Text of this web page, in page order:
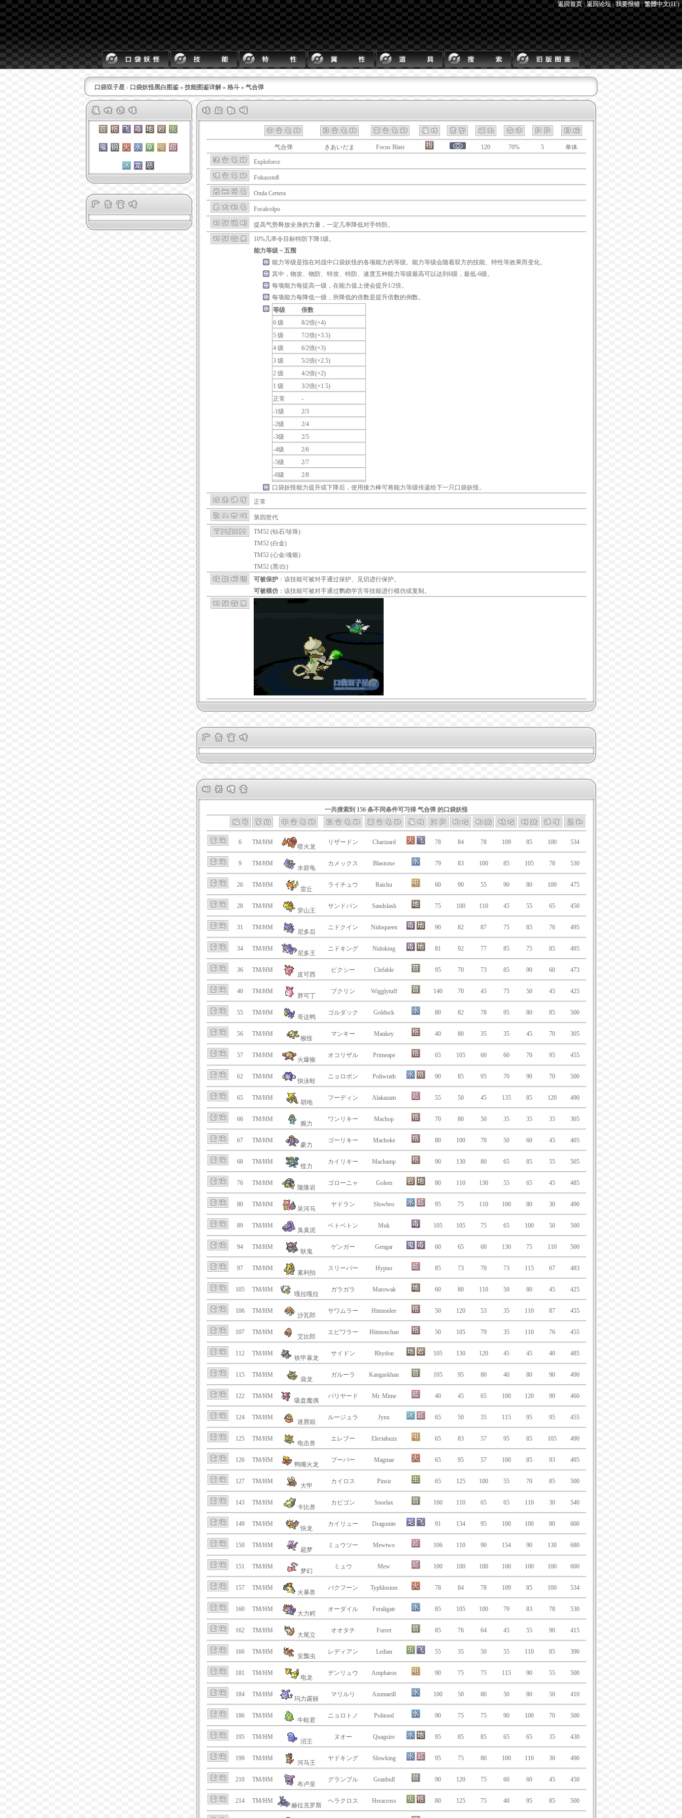
返回首页|返回论坛|我要报错|繁體中文(IE)
口袋双子星 - 口袋妖怪黑白图鉴 » 技能图鉴详解 » 格斗 » 气合弹
气合弹 きあいだま Focus Blast 120 70% 5 单体
Exploforce
Fokusstoß
Onda Certera
Focalcolpo
提高气势释放全身的力量，一定几率降低对手特防。
10%几率令目标特防下降1级。
能力等级－五围
能力等级是指在对战中口袋妖怪的各项能力的等级。能力等级会随着双方的技能、特性等效果而变化。
其中，物攻、物防、特攻、特防、速度五种能力等级最高可以达到6级，最低-6级。
每项能力每提高一级，在能力值上便会提升1/2倍。
每项能力每降低一级，所降低的倍数是提升倍数的倒数。
等级
倍数
6 级
8/2倍(×4)
5 级
7/2倍(×3.5)
4 级
6/2倍(×3)
3 级
5/2倍(×2.5)
2 级
4/2倍(×2)
1 级
3/2倍(×1.5)
正常
-
-1级
2/3
-2级
2/4
-3级
2/5
-4级
2/6
-5级
2/7
-6级
2/8
口袋妖怪能力提升或下降后，使用接力棒可将能力等级传递给下一只口袋妖怪。
正常
第四世代
TM52 (钻石/珍珠)
TM52 (白金)
TM52 (心金/魂银)
TM52 (黑/白)
可被保护 ：该技能可被对手通过保护、 见切进行保护。
可被模仿 ：该技能可被对手通过鹦鹉学舌等技能进行模仿或复制。
一共搜索到 156 条不同条件可习得 气合弹 的口袋妖怪
6 TM/HM
喷火龙
リザードン Charizard 78 84 78 109 85 100 534
9 TM/HM
水箭龟
カメックス Blastoise 79 83 100 85 105 78 530
26 TM/HM
雷丘
ライチュウ Raichu 60 90 55 90 80 100 475
28 TM/HM
穿山王
サンドパン Sandslash 75 100 110 45 55 65 450
31 TM/HM
尼多后
ニドクイン Nidoqueen 90 82 87 75 85 76 495
34 TM/HM
尼多王
ニドキング Nidoking 81 92 77 85 75 85 495
36 TM/HM
皮可西
ピクシー Clefable 95 70 73 85 90 60 473
40 TM/HM
胖可丁
プクリン Wigglytuff 140 70 45 75 50 45 425
55 TM/HM
哥达鸭
ゴルダック Golduck 80 82 78 95 80 85 500
56 TM/HM
猴怪
マンキー Mankey 40 80 35 35 45 70 305
57 TM/HM
火爆猴
オコリザル Primeape 65 105 60 60 70 95 455
62 TM/HM
快泳蛙
ニョロボン Poliwrath 90 85 95 70 90 70 500
65 TM/HM
胡地
フーディン Alakazam 55 50 45 135 85 120 490
66 TM/HM
腕力
ワンリキー Machop 70 80 50 35 35 35 305
67 TM/HM
豪力
ゴーリキー Machoke 80 100 70 50 60 45 405
68 TM/HM
怪力
カイリキー Machamp 90 130 80 65 85 55 505
76 TM/HM
隆隆岩
ゴローニャ Golem 80 110 130 55 65 45 485
80 TM/HM
呆河马
ヤドラン Slowbro 95 75 110 100 80 30 490
89 TM/HM
臭臭泥
ベトベトン Muk 105 105 75 65 100 50 500
94 TM/HM
耿鬼
ゲンガー Gengar 60 65 60 130 75 110 500
97 TM/HM
素利拍
スリーパー Hypno 85 73 70 73 115 67 483
105 TM/HM
嘎拉嘎拉
ガラガラ Marowak 60 80 110 50 80 45 425
106 TM/HM
沙瓦郎
サワムラー Hitmonlee 50 120 53 35 110 87 455
107 TM/HM
艾比郎
エビワラー Hitmonchan 50 105 79 35 110 76 455
112 TM/HM
铁甲暴龙
サイドン Rhydon 105 130 120 45 45 40 485
115 TM/HM
袋龙
ガルーラ Kangaskhan 105 95 80 40 80 90 490
122 TM/HM
吸盘魔偶
バリヤード Mr. Mime 40 45 65 100 120 90 460
124 TM/HM
迷唇姐
ルージュラ Jynx 65 50 35 115 95 95 455
125 TM/HM
电击兽
エレブー Electabuzz 65 83 57 95 85 105 490
126 TM/HM
鸭嘴火龙
ブーバー Magmar 65 95 57 100 85 93 495
127 TM/HM
大甲
カイロス Pinsir 65 125 100 55 70 85 500
143 TM/HM
卡比兽
カビゴン Snorlax 160 110 65 65 110 30 540
149 TM/HM
快龙
カイリュー Dragonite 91 134 95 100 100 80 600
150 TM/HM
超梦
ミュウツー Mewtwo 106 110 90 154 90 130 680
151 TM/HM
梦幻
ミュウ Mew 100 100 100 100 100 100 600
157 TM/HM
火暴兽
バクフーン Typhlosion 78 84 78 109 85 100 534
160 TM/HM
大力鳄
オーダイル Feraligatr 85 105 100 79 83 78 530
162 TM/HM
大尾立
オオタチ Furret 85 76 64 45 55 90 415
166 TM/HM
安瓢虫
レディアン Ledian 55 35 50 55 110 85 390
181 TM/HM
电龙
デンリュウ Ampharos 90 75 75 115 90 55 500
184 TM/HM
玛力露丽
マリルリ Azumarill 100 50 80 50 80 50 410
186 TM/HM
牛蛙君
ニョロトノ Politoed 90 75 75 90 100 70 500
195 TM/HM
沼王
ヌオー Quagsire 95 85 85 65 65 35 430
199 TM/HM
河马王
ヤドキング Slowking 95 75 80 100 110 30 490
210 TM/HM
布卢皇
グランブル Granbull 90 120 75 60 60 45 450
214 TM/HM
赫拉克罗斯
ヘラクロス Heracross 80 125 75 40 95 85 500